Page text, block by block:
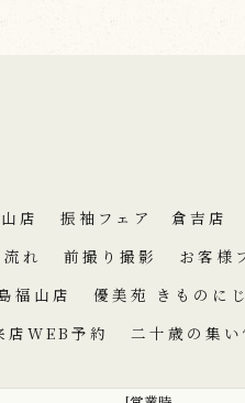
店 振袖フェア 倉吉店
れ
前撮り撮影 お客様
福山店
優美苑 きものに
店WEB予約
二十歳の集い